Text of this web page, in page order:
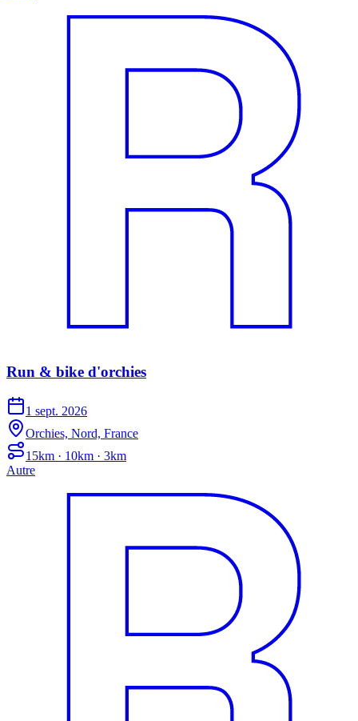
Run & bike d'orchies
1 sept. 2026
Orchies, Nord, France
15km · 10km · 3km
Autre